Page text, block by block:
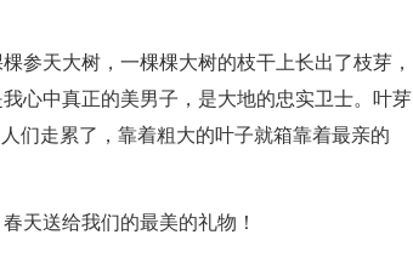
参天大树，一棵棵大树的枝干上长出了枝芽，
心中真正的美男子，是大地的忠实卫士。叶芽
们走累了，靠着粗大的叶子就箱靠着最亲的
天送给我们的最美的礼物！